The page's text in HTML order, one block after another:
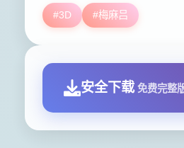
#3D #梅麻吕
安全下载 免费完整